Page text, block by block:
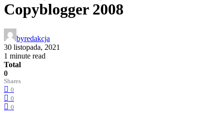
Copyblogger 2008
byredakcja
30 listopada, 2021
1 minute read
Total
0
Shares
0
0
0